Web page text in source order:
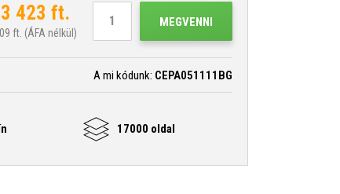
423 ft.
ft. (ÁFA nélkül)
MEGVENNI
A mi kódunk: CEPA051111BG
17000 oldal